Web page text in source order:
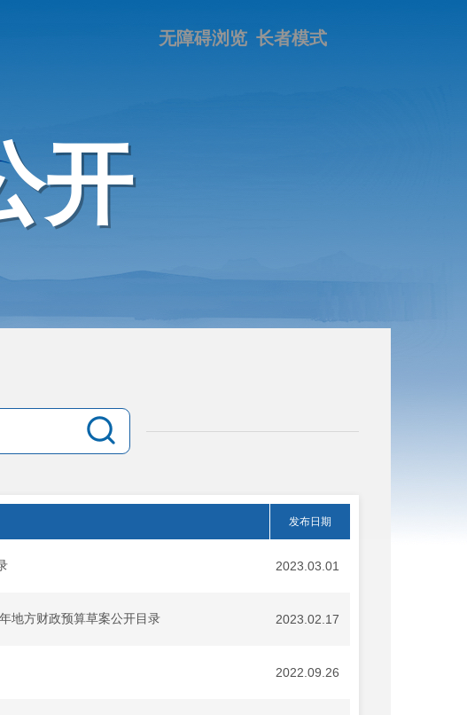
长者模式
无障碍浏览
开
发布日期
2023.03.01
地方财政预算草案公开目录 2023.02.17
2022.09.26